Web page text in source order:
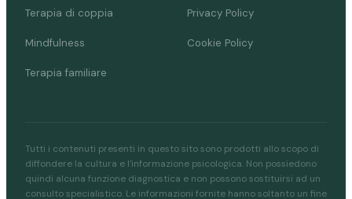
Terapia di coppia
Mindfulness
Terapia familiare
Privacy Policy
Cookie Policy
Tutti i contenuti presenti in questo sito sono prodotti allo scopo di
diffondere la cultura e l'informazione psicologica. Non possiedono
quindi alcuna funzione diagnostica e non possono sostituirsi ad un
consulto specialistico. Le informazioni fornite hanno soltanto un fine